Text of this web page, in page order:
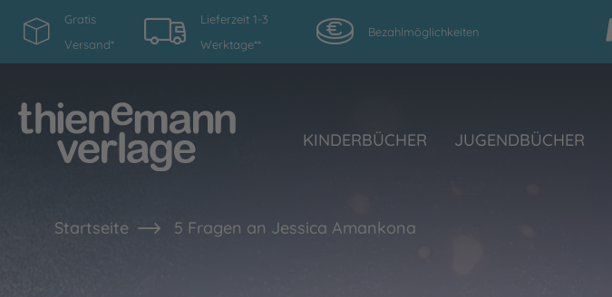
Gratis
Versand*
Lieferzeit 1-3
Werktage**
Bezahlmöglichkeiten
KINDERBÜCHER JUGENDBÜCHER
Startseite 5 Fragen an Jessica Amankona